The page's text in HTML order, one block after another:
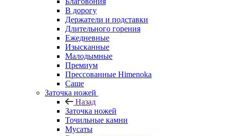
В дорогу
Держатели и подставки
Длительного горения
Ежедневные
Изысканные
Малодымные
Премиум
Прессованные Himenoka
Саше
Заточка ножей
Назад
Заточка ножей
Точильные камни
Мусаты